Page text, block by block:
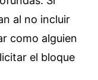
al no incluir
como alguien
el bloque